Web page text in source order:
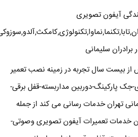
آیفون تصویری
برادران سلیمانی
از بیست سال تجربه در زمینه نصب تعمیر
جک پارکینگ-دوربین مداربسته-قفل برقی-
تهران خدمات رسانی می کند از جمله
خدمات تعمیرات آیفون تصویری وصوتی-